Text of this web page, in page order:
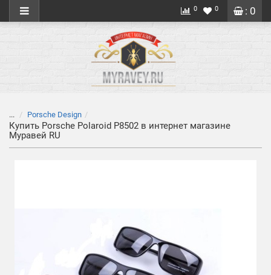
: 0
0 0
... Porsche Design
Купить Porsche Polaroid P8502 в интернет магазине
Муравей RU